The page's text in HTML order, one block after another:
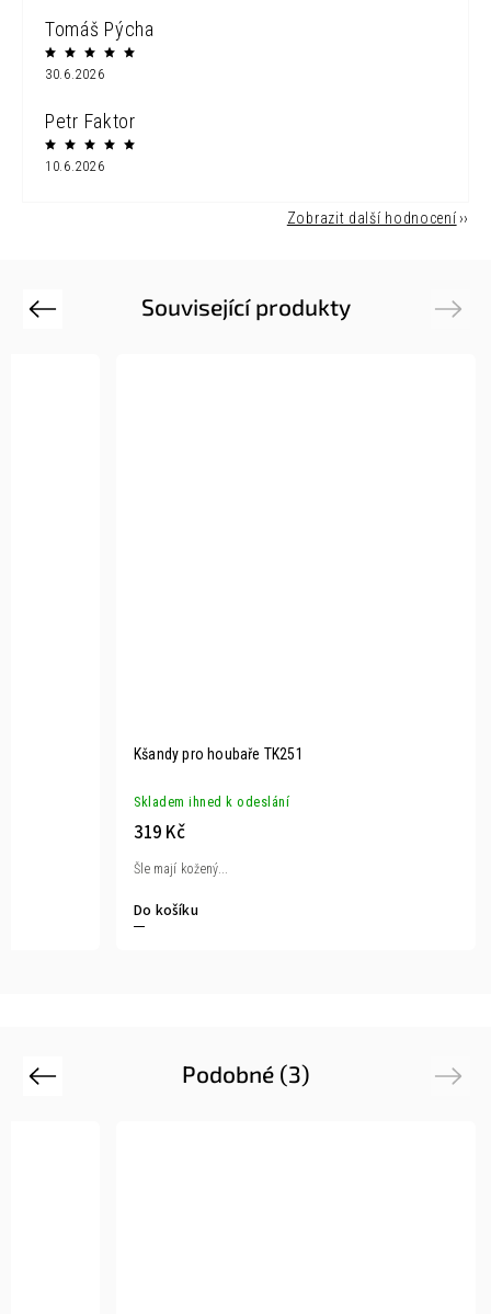
Tomáš Pýcha
30.6.2026
Petr Faktor
10.6.2026
Zobrazit další hodnocení
Související produkty
Previous
Kšandy pro houbaře TK251
Skladem ihned k odeslání
319 Kč
Do košíku
Šle mají kožený...
Next
Podobné (3)
Previous Next